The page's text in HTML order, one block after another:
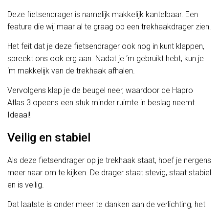
Deze fietsendrager is namelijk makkelijk kantelbaar. Een
feature die wij maar al te graag op een trekhaakdrager zien.
Het feit dat je deze fietsendrager ook nog in kunt klappen,
spreekt ons ook erg aan. Nadat je ‘m gebruikt hebt, kun je
‘m makkelijk van de trekhaak afhalen.
Vervolgens klap je de beugel neer, waardoor de Hapro
Atlas 3 opeens een stuk minder ruimte in beslag neemt.
Ideaal!
Veilig en stabiel
Als deze fietsendrager op je trekhaak staat, hoef je nergens
meer naar om te kijken. De drager staat stevig, staat stabiel
en is veilig.
Dat laatste is onder meer te danken aan de verlichting, het